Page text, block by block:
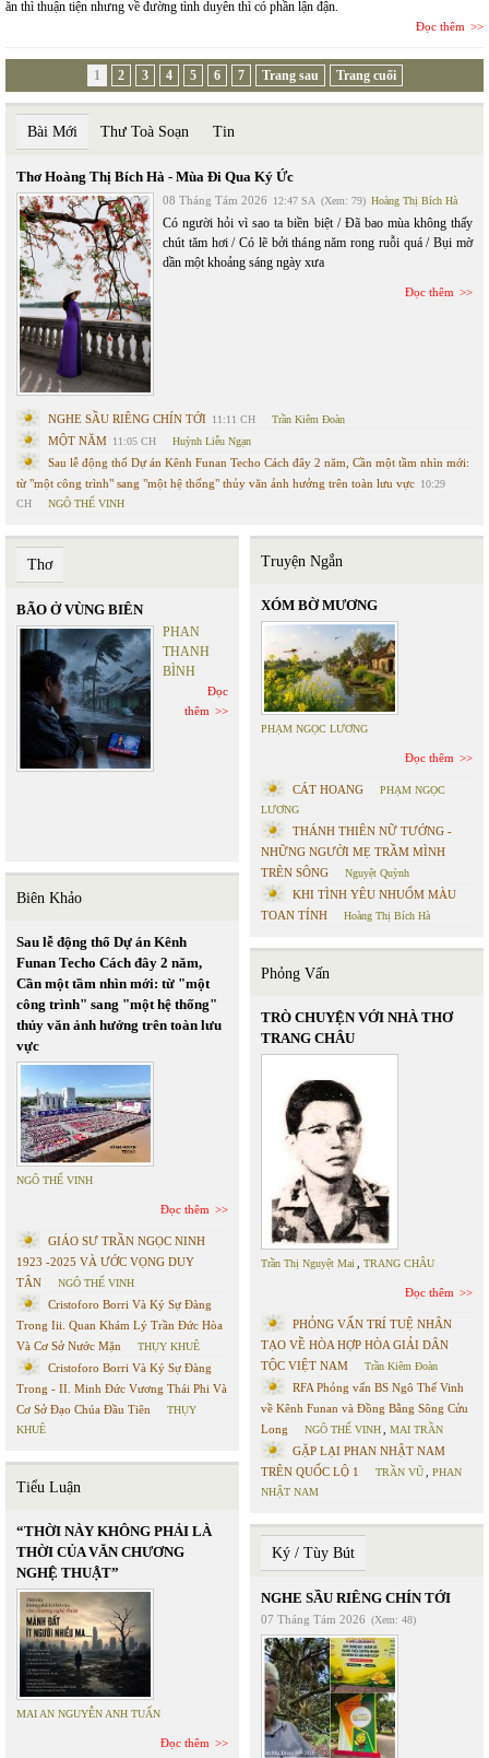
ăn thì thuận tiện nhưng về đường tình duyên thì có phần lận đận.
Đọc thêm
1 2 3 4 5 6 7 Trang sau Trang cuối
Bài Mới Thư Toà Soạn Tin
Thơ Hoàng Thị Bích Hà - Mùa Đi Qua Ký Ức
08 Tháng Tám 2026 12:47 SA (Xem: 79) Hoàng Thị Bích Hà
Có người hỏi vì sao ta biền biệt / Đã bao mùa không thấy
chút tăm hơi / Có lẽ bởi tháng năm rong ruỗi quá / Bụi mờ
dần một khoảng sáng ngày xưa
Đọc thêm
NGHE SẦU RIÊNG CHÍN TỚI 11:11 CH Trần Kiêm Đoàn
MỘT NĂM 11:05 CH Huỳnh Liễu Ngạn
Sau lễ động thổ Dự án Kênh Funan Techo Cách đây 2 năm, Cần một tầm nhìn mới:
từ "một công trình" sang "một hệ thống" thủy văn ảnh hưởng trên toàn lưu vực 10:29
CH
NGÔ THẾ VINH
Thơ
BÃO Ở VÙNG BIÊN
PHAN
THANH
BÌNH
Đọc
thêm
Biên Khảo
Sau lễ động thổ Dự án Kênh
Funan Techo Cách đây 2 năm,
Cần một tầm nhìn mới: từ "một
công trình" sang "một hệ thống"
thủy văn ảnh hưởng trên toàn lưu
vực
NGÔ THẾ VINH
Đọc thêm
GIÁO SƯ TRẦN NGỌC NINH
1923 -2025 VÀ ƯỚC VỌNG DUY
TÂN
NGÔ THẾ VINH
Cristoforo Borri Và Ký Sự Đàng
Trong Iii. Quan Khám Lý Trần Đức Hòa
Và Cơ Sở Nước Mặn
THỤY KHUÊ
Cristoforo Borri Và Ký Sự Đàng
Trong - II. Minh Đức Vương Thái Phi Và
Cơ Sở Đạo Chúa Đầu Tiên
THỤY
KHUÊ
Tiểu Luận
“THỜI NÀY KHÔNG PHẢI LÀ
THỜI CỦA VĂN CHƯƠNG
NGHỆ THUẬT”
MAI AN NGUYỄN ANH TUẤN
Đọc thêm
Truyện Ngắn
XÓM BỜ MƯƠNG
PHẠM NGỌC LƯƠNG
Đọc thêm
CÁT HOANG
PHẠM NGỌC
LƯƠNG
THÁNH THIÊN NỮ TƯỚNG -
NHỮNG NGƯỜI MẸ TRẦM MÌNH
TRÊN SÔNG
Nguyệt Quỳnh
KHI TÌNH YÊU NHUỐM MÀU
TOAN TÍNH
Hoàng Thị Bích Hà
Phỏng Vấn
TRÒ CHUYỆN VỚI NHÀ THƠ
TRANG CHÂU
Trần Thị Nguyệt Mai TRANG CHÂU
Đọc thêm
PHỎNG VẤN TRÍ TUỆ NHÂN
TẠO VỀ HÒA HỢP HÒA GIẢI DÂN
TỘC VIỆT NAM
Trần Kiêm Đoàn
RFA Phỏng vấn BS Ngô Thế Vinh
về Kênh Funan và Đồng Bằng Sông Cửu
Long
NGÔ THẾ VINH MAI TRẦN
GẶP LẠI PHAN NHẬT NAM
TRÊN QUỐC LỘ 1
TRẦN VŨ
PHAN
NHẬT NAM
Ký / Tùy Bút
NGHE SẦU RIÊNG CHÍN TỚI
07 Tháng Tám 2026 (Xem: 48)